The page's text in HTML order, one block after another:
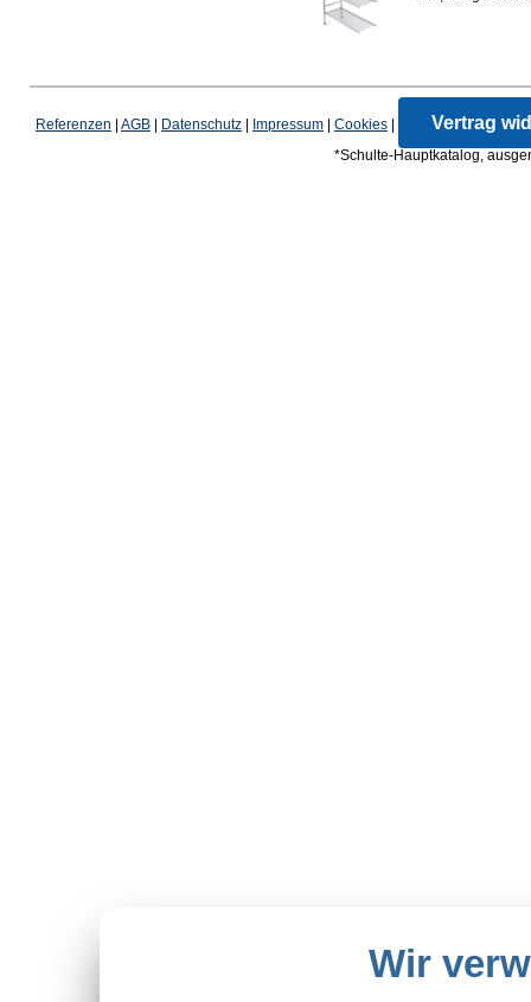
Referenzen AGB Datenschutz Impressum Cookies Vertrag
*Schulte-Hauptkatalog,
Wir